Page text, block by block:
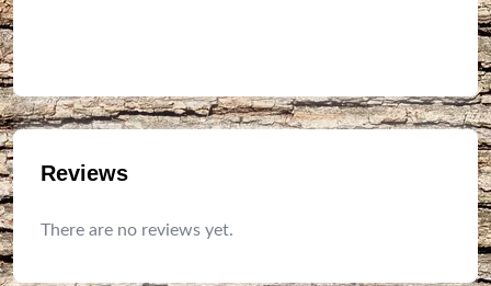
Reviews
There are no reviews yet.